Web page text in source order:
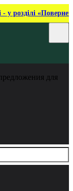
у розділі
для